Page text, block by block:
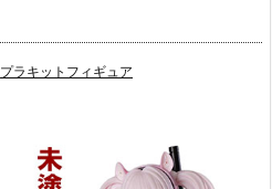
プラキットフィギュア